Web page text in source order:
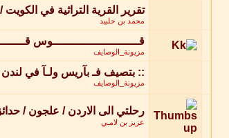
تقرير القرية التراثية في
محمد بن حلبيد
قـــــــــــــــــــــــــوس
مزيونة_الوصايف
:: بتصيف فـ بآريس ولـآ في
مزيونة_الوصايف
رحلتي الى الاردن / علجون /
عزيز بن لامـي